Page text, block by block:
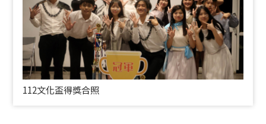
112文化盃得獎合照